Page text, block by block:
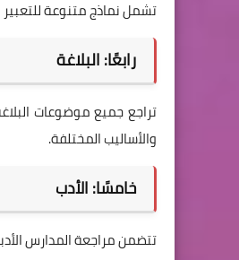
تشمل نماذج متنوعة
رابعًا: البلاغة
تراجع جميع موضوعات
والأساليب المختلفة.
خامسًا: الأدب
تتضمن مراجعة المدارس